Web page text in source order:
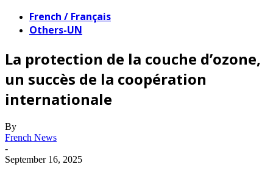
French / Français
Others-UN
La protection de la couche d’ozone,
un succès de la coopération
internationale
By
French News
-
September 16, 2025